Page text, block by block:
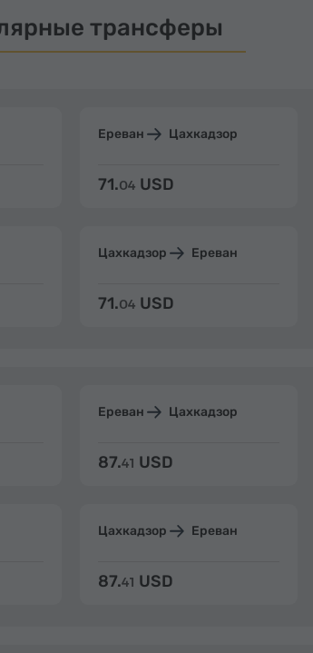
трансферы
Ереван Цахкадзор
71.04 USD
Цахкадзор Ереван
71.04 USD
Ереван Цахкадзор
87.41 USD
Цахкадзор Ереван
87.41 USD